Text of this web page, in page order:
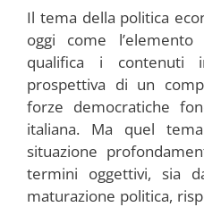
Il tema della politica
oggi come
qualifica i contenuti
prospettiva di un
forze democratiche
italiana. Ma quel
situazione
termini oggettivi, sia
maturazione politica,